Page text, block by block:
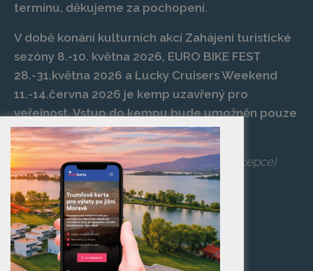
termínu, děkujeme za pochopení.
V době konání kulturních akcí Zahájení turistické
sezóny 8.-10. května 2026, EURO BIKE FEST
28.-31.května 2026 a Lucky Cruisers Weekend
11.-14.června 2026 je kemp uzavřený pro
veřejnost. Vstup do kempu bude umožněn pouze
po zaplacení vstupenky na danou akci.
Telefon:+420 519 427 714,539 029 266
(recepce)
E-mail:camp@pasohlavky.cz
SPOJTE SE S NÁMI